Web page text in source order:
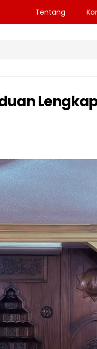
Tentang